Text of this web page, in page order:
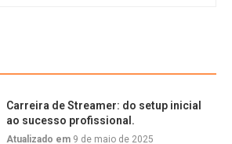
Carreira de Streamer: do setup inicial
ao sucesso profissional.
Atualizado em 9 de maio de 2025